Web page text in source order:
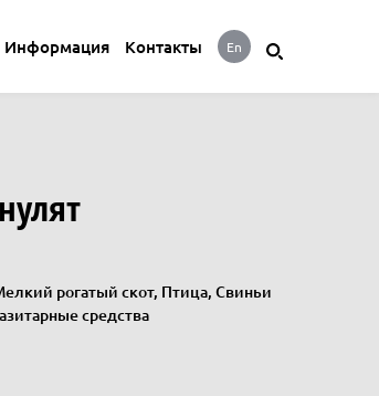
Информация Контакты En
рогатый скот, Птица, Свиньи
средства